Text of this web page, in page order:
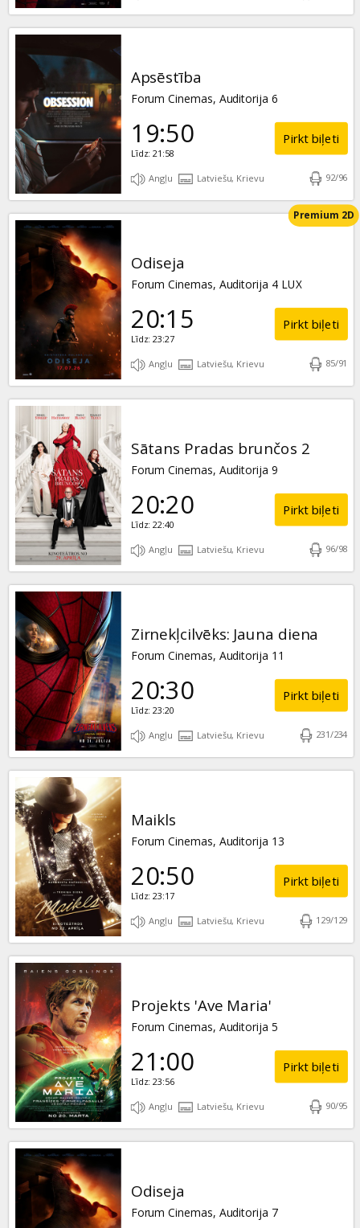
Apsēstība
Forum Cinemas, Auditorija 6
19:50
Līdz: 21:58
Pirkt biļeti
Angļu Latviešu, Krievu 92/96
Odiseja
Forum Cinemas, Auditorija 4 LUX
Premium 2D
20:15
Līdz: 23:27
Pirkt biļeti
Angļu Latviešu, Krievu 85/91
Sātans Pradas brunčos 2
Forum Cinemas, Auditorija 9
20:20
Līdz: 22:40
Pirkt biļeti
Angļu Latviešu, Krievu 96/98
Zirnekļcilvēks: Jauna diena
Forum Cinemas, Auditorija 11
20:30
Līdz: 23:20
Pirkt biļeti
Angļu Latviešu, Krievu 231/234
Maikls
Forum Cinemas, Auditorija 13
20:50
Līdz: 23:17
Pirkt biļeti
Angļu Latviešu, Krievu 129/129
Projekts 'Ave Maria'
Forum Cinemas, Auditorija 5
21:00
Līdz: 23:56
Pirkt biļeti
Angļu Latviešu, Krievu 90/95
Odiseja
Forum Cinemas, Auditorija 7